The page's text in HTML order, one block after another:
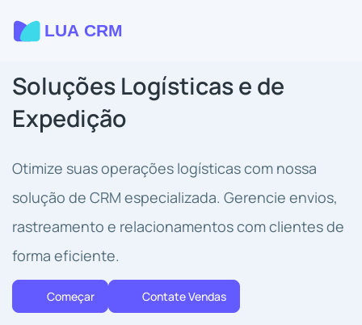
Soluções Logísticas e de
Expedição
Otimize suas operações logísticas com nossa
solução de CRM especializada. Gerencie envios,
rastreamento e relacionamentos com clientes de
forma eficiente.
Começar Contate Vendas